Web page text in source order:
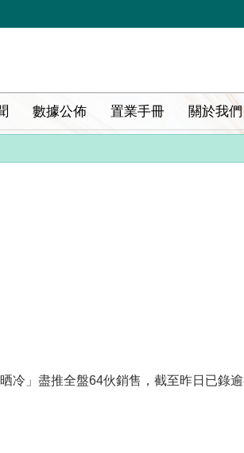
數據公佈 置業手冊 關於我們
冷」盡推全盤64伙銷售，截至昨日已錄